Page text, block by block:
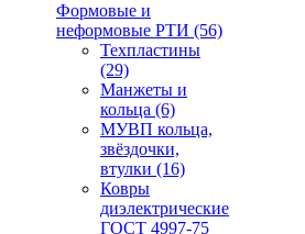
Формовые и
неформовые РТИ (56)
Техпластины
(29)
Манжеты и
кольца (6)
МУВП кольца,
звёздочки,
втулки (16)
Ковры
диэлектрические
ГОСТ 4997-75